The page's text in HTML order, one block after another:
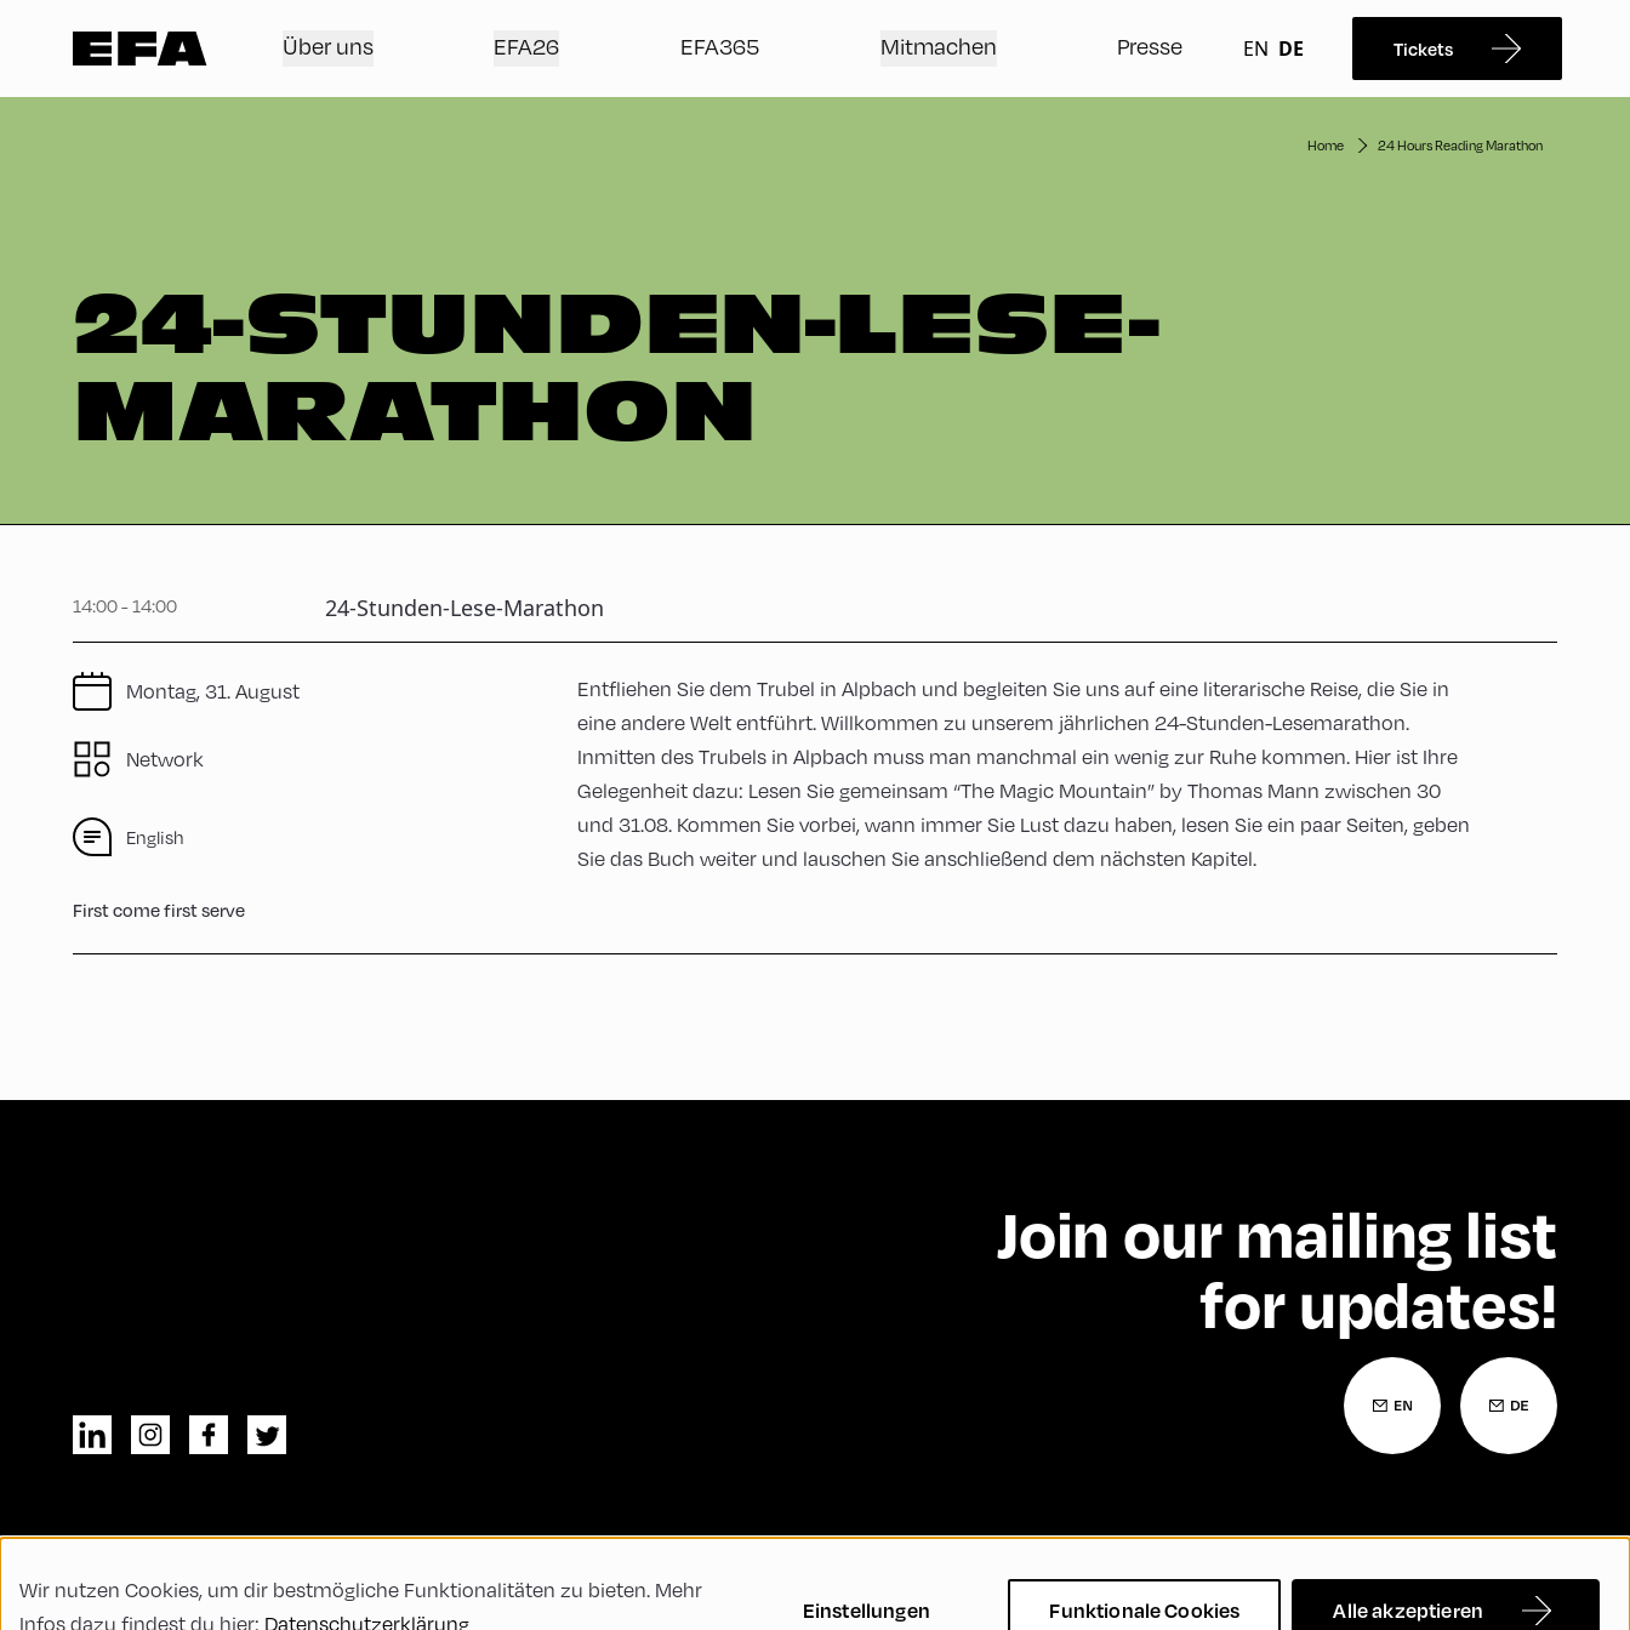
Über uns EFA26 EFA365 Mitmachen Presse EN DE Tickets
Home 24 Hours Reading Marathon
24-STUNDEN-LESE-
MARATHON
14:00 - 14:00 24-Stunden-Lese-Marathon
Montag, 31. August
Network
English
First come first serve
Entfliehen Sie dem Trubel in Alpbach und begleiten Sie uns auf eine literarische Reise, die Sie in
eine andere Welt entführt. Willkommen zu unserem jährlichen 24-Stunden-Lesemarathon.
Inmitten des Trubels in Alpbach muss man manchmal ein wenig zur Ruhe kommen. Hier ist Ihre
Gelegenheit dazu: Lesen Sie gemeinsam “The Magic Mountain” by Thomas Mann zwischen 30
und 31.08. Kommen Sie vorbei, wann immer Sie Lust dazu haben, lesen Sie ein paar Seiten, geben
Sie das Buch weiter und lauschen Sie anschließend dem nächsten Kapitel.
Join our mailing list
for updates!
© All rights reserved Allgemeine Geschäftsbedingungen
FAQs
Wir nutzen Cookies, um dir bestmögliche Funktionalitäten zu bieten. Mehr
Infos dazu findest du hier: Datenschutzerklärung
Einstellungen Funktionale Cookies Alle akzeptieren